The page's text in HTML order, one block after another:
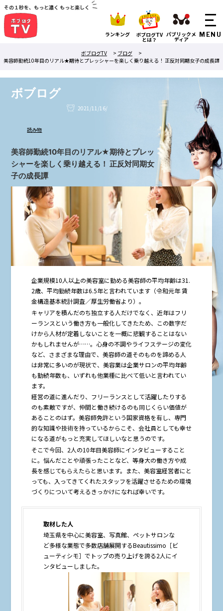
その１秒を、もっと濃く もっと楽しく
ランキング ボブログTV
とは？
パブリックメ
ディア
ボブログTV
> ブログ
>
美容師勤続10年目のリアル★期待とプレッシャーを楽しく乗り越える！ 正反対同期女子の成長譚
ボブログ
2021/11/16/
読み物
美容師勤続10年目のリアル★期待とプレッ
シャーを楽しく乗り越える！ 正反対同期女
子の成長譚
企業規模10人以上の美容室に勤める美容師の平均年齢は31.
2歳、平均勤続年数は6.5年と言われています（令和元年 賃
金構造基本統計調査／厚生労働省より）。
キャリアを積んだのち独立する人だけでなく、近年はフリ
ーランスという働き方も一般化してきたため、この数字だ
けから人材が定着しないことを一概に悲観することはない
かもしれませんが……。心身の不調やライフステージの変化
など、さまざまな理由で、美容師の道そのものを諦める人
は非常に多いのが現状で、美容業は企業サロンの平均年齢
も勤続年数も、いずれも他業種に比べて低いと言われてい
ます。
経営の道に進んだり、フリーランスとして活躍したりする
のも素敵ですが、仲間と働き続けるのも同じくらい価値が
あることのはず。美容師免許という国家資格を有し、専門
的な知識や技術を持っているからこそ、会社員としても幸せ
になる道がもっと充実してほしいなと思うのです。
そこで今回、2人の10年目美容師にインタビューすること
に。悩んだことや頑張ったことなど、等身大の働き方や成
長を感じてもらえたらと思います。また、美容室経営者にと
っても、入ってきてくれたスタッフを活躍させるための環境
づくりについて考えるきっかけになれば幸いです。
取材した人
埼玉県を中心に美容室、写真館、ペットサロンな
ど多様な業態で多数店舗展開するBeautissimo［ビ
ューティシモ］でトップの売り上げを誇る2人にイ
ンタビューしました。